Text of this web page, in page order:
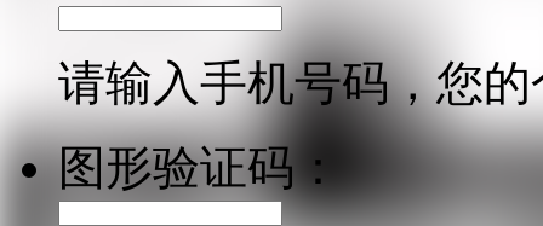
请输入手机号码，您
图形验证码：